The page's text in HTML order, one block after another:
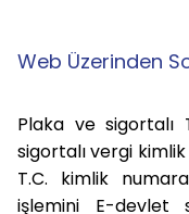
Web Üzerinden
Plaka ve sigortalı
sigortalı vergi
T.C. kimlik
işlemini E-devlet